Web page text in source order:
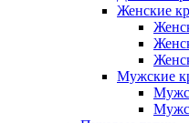
Женские
Мужские